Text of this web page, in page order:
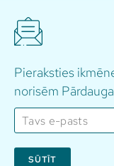
Pieraksties
norisēm
SŪTĪT